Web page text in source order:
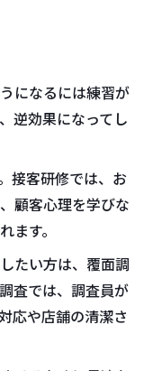
になるには練習が
逆効果になってし
接客研修では、お
顧客心理を学びな
ます。
たい方は、覆面調
査では、調査員が
応や店舗の清潔さ